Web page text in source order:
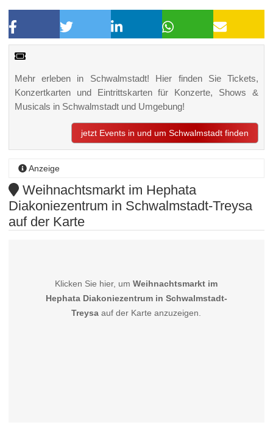
Mehr erleben in Schwalmstadt! Hier finden Sie Tickets,
Konzertkarten und Eintrittskarten für Konzerte, Shows &
Musicals in Schwalmstadt und Umgebung!
jetzt Events in und um Schwalmstadt finden
Anzeige
Weihnachtsmarkt im Hephata
Diakoniezentrum in Schwalmstadt-Treysa
auf der Karte
Klicken Sie hier, umWeihnachtsmarkt im
Hephata Diakoniezentrum in Schwalmstadt-
Treysa auf der Karte anzuzeigen.